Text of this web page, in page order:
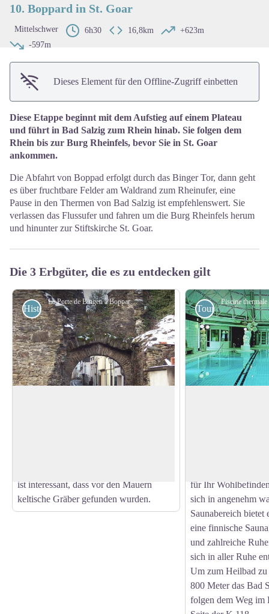
10. Boppard in St. Goar
Mittelschwer 6h30 16,8km
+623m
-597m
Dieses Element für den Offline-Zugriff einbetten
Diese Etappe beginnt mit dem Aufstieg auf einem Plateau
und führt in Bad Salzig zum Rhein hinab. Sie folgen dem
Rhein bis zur Burg Rheinfels, bevor Sie in St. Goar
ankommen.
Die Abfahrt von Boppad erfolgt durch das Binger Tor, dann geht
es über fruchtbare Felder am Waldrand zum Rheinufer, eine
Pause in den Thermen von Bad Salzig ist empfehlenswert. Sie
verlassen das Flussufer und fahren um die Burg Rheinfels herum
und hinunter zur Stiftskirche St. Goar.
Die 3 Erbgüter, die es zu entdecken gilt
La Porte de Bingen à Boppard - Wikimedia Commons Christian Kipping
Historisch
ist interessant, dass vor den Mauern
keltische Gräber gefunden wurden.
Touristisch
für Ihr
sich in angenehm
Saunabereich bietet
eine finnische
und zahlreiche
sich in aller Ruhe
Um zum Heilbad zu
800 Meter das Bad
folgen dem Weg im